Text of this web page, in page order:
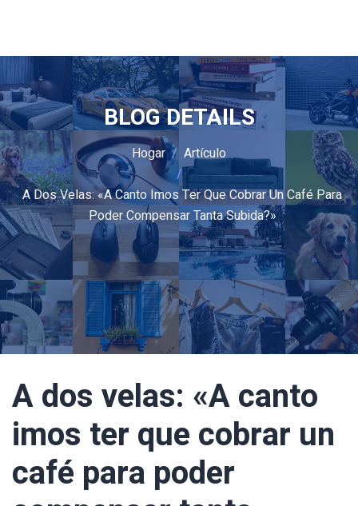
BLOG DETAILS
Hogar Artículo
A Dos Velas: «A Canto Imos Ter Que Cobrar Un Café Para
Poder Compensar Tanta Subida?»
A dos velas: «A canto
imos ter que cobrar un
café para poder